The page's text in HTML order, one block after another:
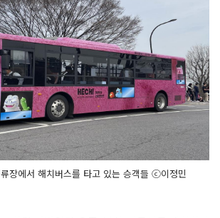
사
기
장에서 해치버스를 타고 있는 승객들 ⓒ이정민